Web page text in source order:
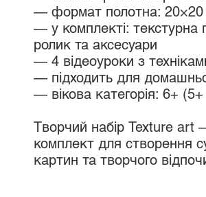
— формат полотна: 20×20
— у комплекті: текстурна
ролик та аксесуари
— 4 відеоуроки з
— підходить для
— вікова категорія: 6+
Творчий набір Texture art
комплект для створення
картин та творчого